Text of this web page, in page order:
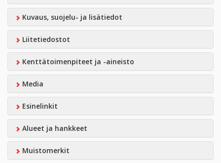
Kuvaus, suojelu- ja lisätiedot
Liitetiedostot
Kenttätoimenpiteet ja -aineisto
Media
Esinelinkit
Alueet ja hankkeet
Muistomerkit